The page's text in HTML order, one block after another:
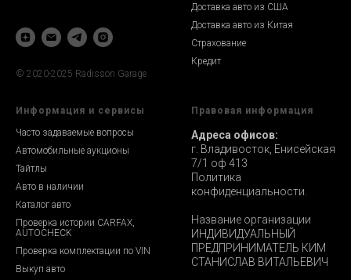
© 2020-2025 Radisson Garage
Доставка авто из США
Доставка авто из Китая
Страхование
Кредит
Информация и сервисы
Часто задаваемые вопросы
Автомобильные аукционы
Тайтлы
Авто в наличии
Каталог авто
Проверка истории CARFAX,
AUTOCHECK
Проверка комплектации по VIN
Выкуп авто
Правовая информация
Адреса офисов:
г. Владивосток, Енисейская
7/1 оф 413
Политика
конфиденциальности.
Название организации
ИНДИВИДУАЛЬНЫЙ
ПРЕДПРИНИМАТЕЛЬ КИМ
СТАНИСЛАВ ВИТАЛЬЕВИЧ